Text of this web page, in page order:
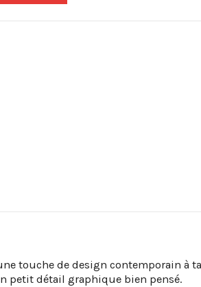
touche de design contemporain à
petit détail graphique bien pensé.